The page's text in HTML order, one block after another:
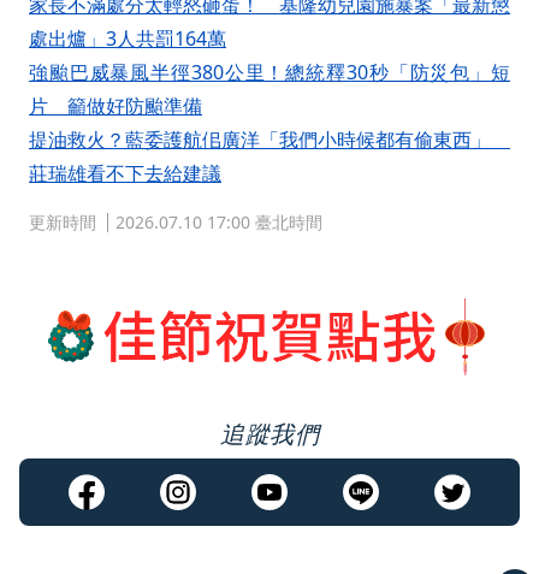
處出爐」3人共罰164萬
強颱巴威暴風半徑380公里！總統釋30秒「防災包」短
片 籲做好防颱準備
提油救火？藍委護航佀廣洋「我們小時候都有偷東西」
莊瑞雄看不下去給建議
更新時間 2026.07.10 17:00 臺北時間
追蹤我們